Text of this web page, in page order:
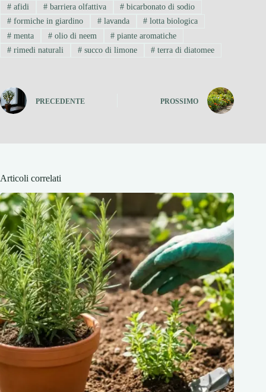
#afidi #barriera olfattiva # bicarbonato di sodio
#formiche in giardino #lavanda # lotta biologica
#menta #olio di neem # piante aromatiche
#rimedi naturali #succo di limone # terra di diatomee
PRECEDENTE PROSSIMO
Articoli correlati